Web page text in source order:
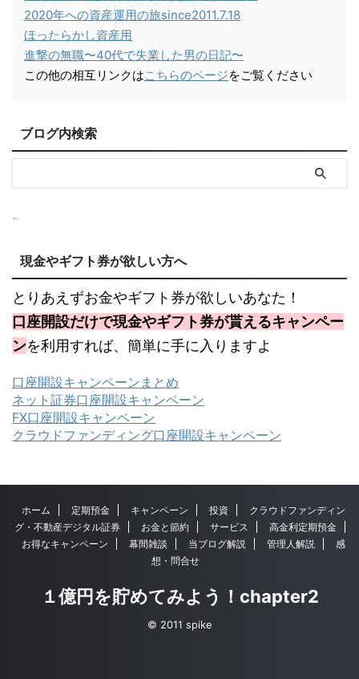
2020年への資産運用の旅since2011.7.18
ほったらかし資産用
進撃の無職〜40代で失業した男の日記〜
この他の相互リンクはこちらのページをご覧ください
ブログ内検索
現金やギフト券が欲しい方へ
とりあえずお金やギフト券が欲しいあなた！
口座開設だけで現金やギフト券が貰えるキャンペー
ンを利用すれば、簡単に手に入りますよ
口座開設キャンペーンまとめ
ネット証券口座開設キャンペーン
FX口座開設キャンペーン
クラウドファンディング口座開設キャンペーン
ホーム 定期預金 キャンペーン 投資
クラウドファンディン
グ・不動産デジタル証券
お金と節約 サービス
高金利定期預金
お得なキャンペーン
幕間雑談 当ブログ解説 管理人解説
感
想・問合せ
１億円を貯めてみよう！chapter2
© 2011 spike